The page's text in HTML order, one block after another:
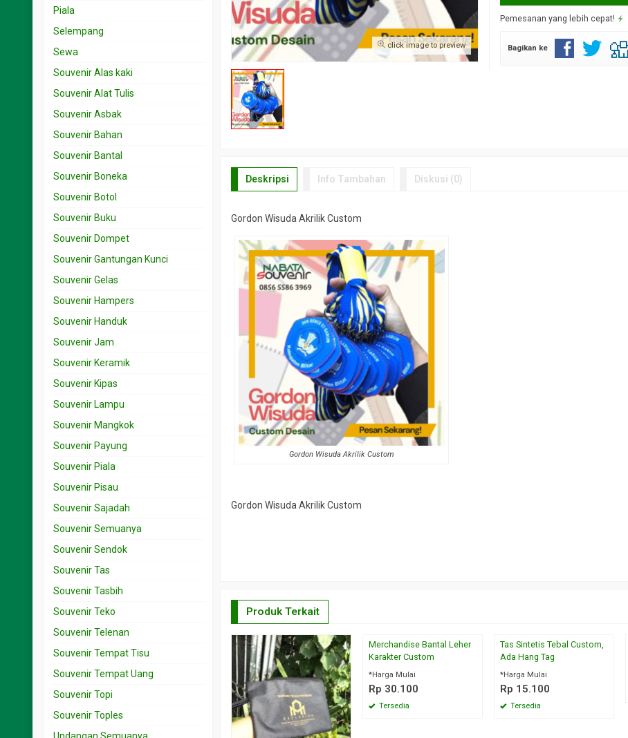
click image to preview
Pemesanan yang lebih cepat!
Bagikan ke
Deskripsi Info Tambahan Diskusi (0)
Gordon Wisuda Akrilik Custom
Gordon Wisuda Akrilik Custom
Gordon Wisuda Akrilik Custom
Produk Terkait
Merchandise Bantal Leher
Karakter Custom
*Harga Mulai
Rp 30.100
Tersedia
Tas Sintetis Tebal Custom,
Ada Hang Tag
*Harga Mulai
Rp 15.100
Tersedia
Piala
Selempang
Sewa
Souvenir Alas kaki
Souvenir Alat Tulis
Souvenir Asbak
Souvenir Bahan
Souvenir Bantal
Souvenir Boneka
Souvenir Botol
Souvenir Buku
Souvenir Dompet
Souvenir Gantungan Kunci
Souvenir Gelas
Souvenir Hampers
Souvenir Handuk
Souvenir Jam
Souvenir Keramik
Souvenir Kipas
Souvenir Lampu
Souvenir Mangkok
Souvenir Payung
Souvenir Piala
Souvenir Pisau
Souvenir Sajadah
Souvenir Semuanya
Souvenir Sendok
Souvenir Tas
Souvenir Tasbih
Souvenir Teko
Souvenir Telenan
Souvenir Tempat Tisu
Souvenir Tempat Uang
Souvenir Topi
Souvenir Toples